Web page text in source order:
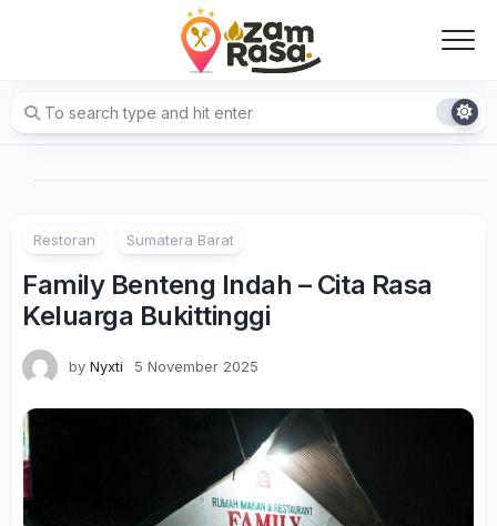
Restoran Sumatera Barat
Family Benteng Indah – Cita Rasa
Keluarga Bukittinggi
by Nyxti 5 November 2025